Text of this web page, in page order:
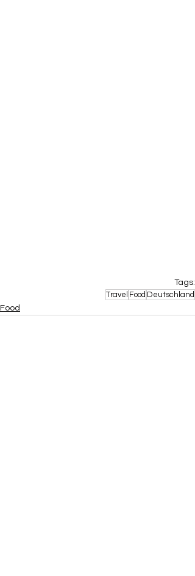
Tags:
Travel Food Deutschland
Food